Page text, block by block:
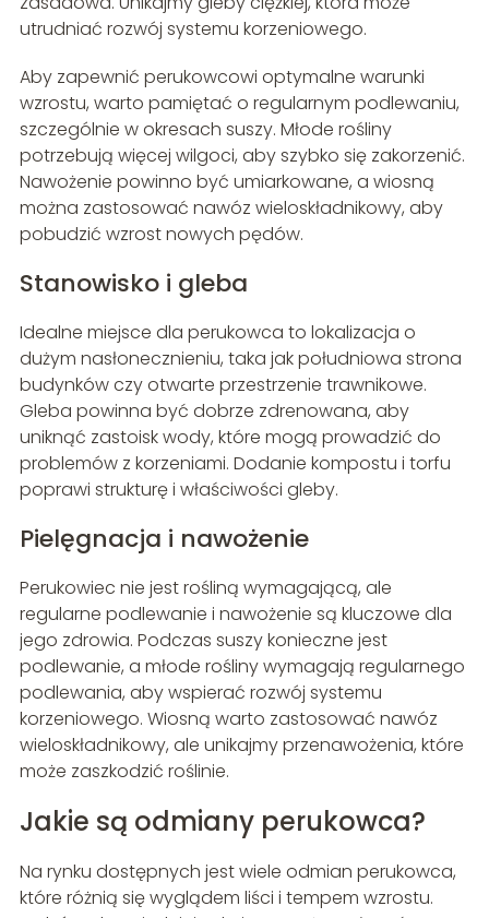
utrudniać rozwój systemu korzeniowego.
Aby zapewnić perukowcowi optymalne warunki
wzrostu, warto pamiętać o regularnym podlewaniu,
szczególnie w okresach suszy. Młode rośliny
potrzebują więcej wilgoci, aby szybko się zakorzenić.
Nawożenie powinno być umiarkowane, a wiosną
można zastosować nawóz wieloskładnikowy, aby
pobudzić wzrost nowych pędów.
Stanowisko i gleba
Idealne miejsce dla perukowca to lokalizacja o
dużym nasłonecznieniu, taka jak południowa strona
budynków czy otwarte przestrzenie trawnikowe.
Gleba powinna być dobrze zdrenowana, aby
uniknąć zastoisk wody, które mogą prowadzić do
problemów z korzeniami. Dodanie kompostu i torfu
poprawi strukturę i właściwości gleby.
Pielęgnacja i nawożenie
Perukowiec nie jest rośliną wymagającą, ale
regularne podlewanie i nawożenie są kluczowe dla
jego zdrowia. Podczas suszy konieczne jest
podlewanie, a młode rośliny wymagają regularnego
podlewania, aby wspierać rozwój systemu
korzeniowego. Wiosną warto zastosować nawóz
wieloskładnikowy, ale unikajmy przenawożenia, które
może zaszkodzić roślinie.
Jakie są odmiany perukowca?
Na rynku dostępnych jest wiele odmian perukowca,
które różnią się wyglądem liści i tempem wzrostu.